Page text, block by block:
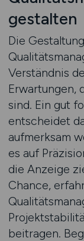
gestalten
Die
Verständnis
Erwartungen,
sind. Ein gut
entscheidet
aufmerksam
es auf
die Anzeige
Chance,
beitragen.